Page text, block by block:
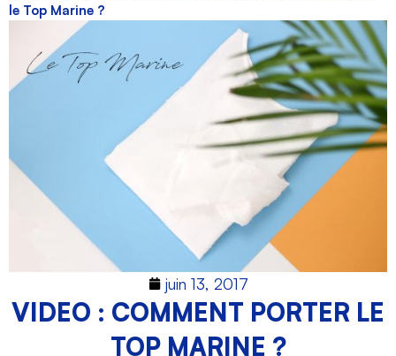
le Top Marine ?
juin 13, 2017
VIDEO : COMMENT PORTER LE
TOP MARINE ?